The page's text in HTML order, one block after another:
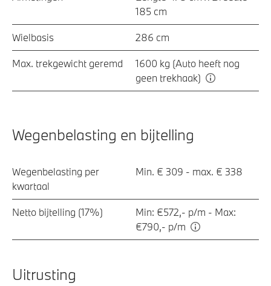
185 cm
Wielbasis 286 cm
Max. trekgewicht geremd
1600 kg (Auto heeft nog
geen trekhaak)
Wegenbelasting en bijtelling
Wegenbelasting per
kwartaal
Min. € 309 - max. € 338
Netto bijtelling (17%)
Min: €572,- p/m - Max:
€790,- p/m
Uitrusting